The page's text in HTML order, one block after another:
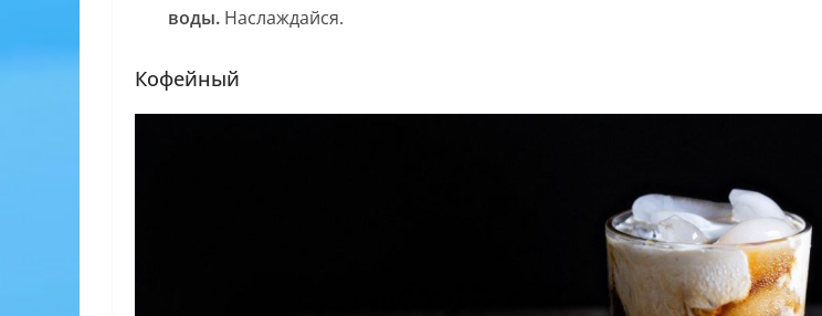
воды. Наслаждайся.
Кофейный